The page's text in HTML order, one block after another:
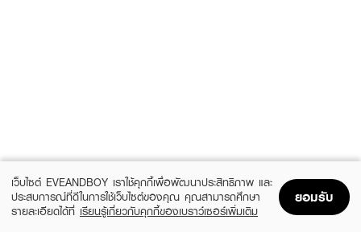
เว็บไซต์ EVEANDBOY เราใช้คุกกี้เพื่อพัฒนาประสิทธิภาพ และ
ประสบการณ์ที่ดีในการใช้เว็บไซต์ของคุณ คุณสามารถศึกษา
รายละเอียดได้ที่ เรียนรู้เกี่ยวกับคุกกี้ของเบราว์เซอร์เพิ่มเติม
ยอมรับ